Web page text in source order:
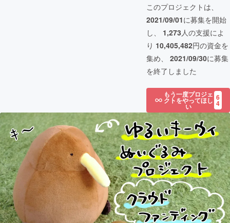
このプロジェクトは、
2021/09/01に募集を開始
し、 1,273人の支援によ
り 10,405,482円の資金を
集め、 2021/09/30に募集
を終了しました
もう一度プロジェ
クトをやってほし
い
6
4